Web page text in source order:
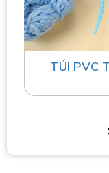
TÚI PVC